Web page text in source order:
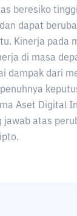
beresiko
dapat
Kinerja pada
di masa
dampak dari
Aset Digital
jawab atas